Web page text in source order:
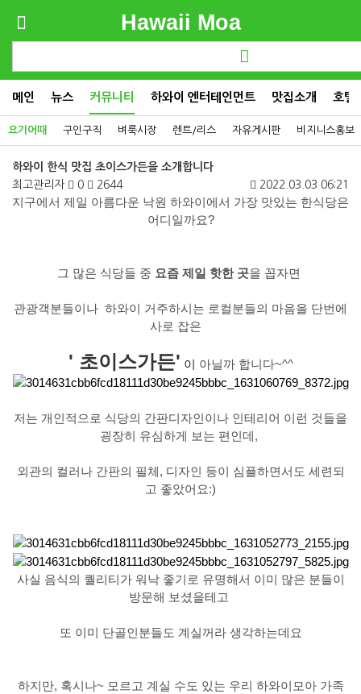
Hawaii Moa
메인 뉴스 커뮤니티 하와이 엔터테인먼트 맛집소개 호텔
요기어때 구인구직 벼룩시장 렌트/리스 자유게시판 비지니스홍보
하와이 한식 맛집 초이스가든을 소개합니다
최고관리자
0 2644 2022.03.03 06:21
지구에서 제일 아름다운 낙원 하와이에서 가장 맛있는 한식당은
어디일까요?
그 많은 식당들 중 요즘 제일 핫한 곳을 꼽자면
관광객분들이나 하와이 거주하시는 로컬분들의 마음을 단번에
사로 잡은
' 초이스가든' 이 아닐까 합니다~^^
저는 개인적으로 식당의 간판디자인이나 인테리어 이런 것들을
굉장히 유심하게 보는 편인데,
외관의 컬러나 간판의 필체, 디자인 등이 심플하면서도 세련되
고 좋았어요:)
사실 음식의 퀄리티가 워낙 좋기로 유명해서 이미 많은 분들이
방문해 보셨을테고
또 이미 단골인분들도 계실꺼라 생각하는데요
하지만, 혹시나~ 모르고 계실 수도 있는 우리 하와이모아 가족